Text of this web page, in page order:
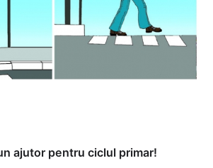
ajutor pentru ciclul primar!